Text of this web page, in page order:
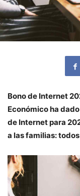
Bono de Internet
Económico ha
de Internet para
a las familias: